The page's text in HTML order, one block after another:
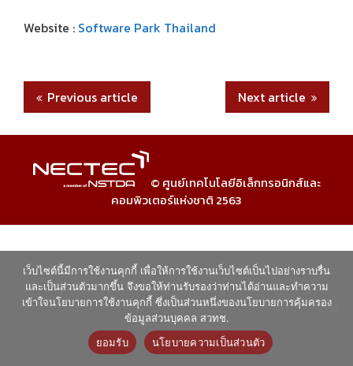
Website : Software Park Thailand
Next article
Previous article
© ศูนย์เทคโนโลยีอิเล็กทรอนิกส์และ
คอมพิวเตอร์แห่งชาติ 2563
เว็บไซต์นี้มีการใช้งานคุกกี้ เพื่อให้การใช้งานเว็บไซต์เป็นไปอย่างราบรื่น
และเป็นส่วนตัวมากขึ้น จึงขอให้ท่านรับรองว่าท่านได้อ่านและทำความ
เข้าใจนโยบายการใช้งานคุกกี้ ซึ่งเป็นส่วนหนึ่งของนโยบายการคุ้มครอง
ข้อมูลส่วนบุคคล สวทช.
ยอมรับ
นโยบายความเป็นส่วนตัว